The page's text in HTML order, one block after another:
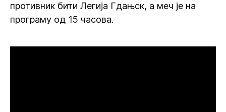
противник бити Легија Гдањск, а меч је на
програму од 15 часова.